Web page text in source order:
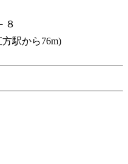
８
駅から76m)